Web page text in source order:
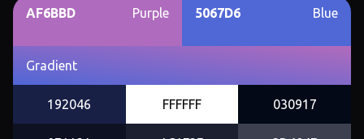
AF6BBD Purple 5067D6 Blue
Gradient
192046 FFFFFF 030917